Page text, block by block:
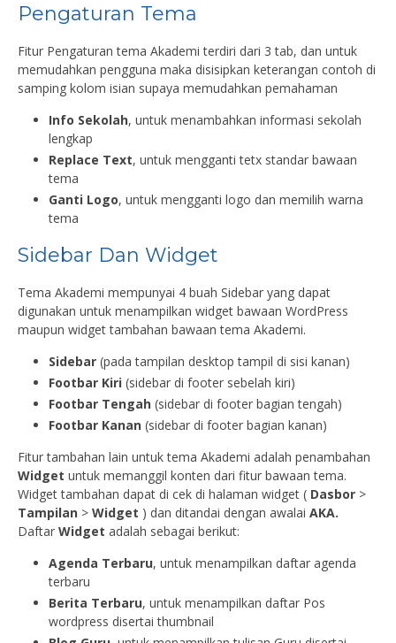
Pengaturan Tema
Fitur Pengaturan tema Akademi terdiri dari 3 tab, dan untuk
memudahkan pengguna maka disisipkan keterangan contoh di
samping kolom isian supaya memudahkan pemahaman
Info Sekolah, untuk menambahkan informasi sekolah
lengkap
Replace Text, untuk mengganti tetx standar bawaan
tema
Ganti Logo, untuk mengganti logo dan memilih warna
tema
Sidebar Dan Widget
Tema Akademi mempunyai 4 buah Sidebar yang dapat
digunakan untuk menampilkan widget bawaan WordPress
maupun widget tambahan bawaan tema Akademi.
Sidebar (pada tampilan desktop tampil di sisi kanan)
Footbar Kiri (sidebar di footer sebelah kiri)
Footbar Tengah (sidebar di footer bagian tengah)
Footbar Kanan (sidebar di footer bagian kanan)
Fitur tambahan lain untuk tema Akademi adalah penambahan
Widget untuk memanggil konten dari fitur bawaan tema.
Widget tambahan dapat di cek di halaman widget ( Dasbor >
Tampilan > Widget ) dan ditandai dengan awalai AKA.
Daftar Widget adalah sebagai berikut:
Agenda Terbaru, untuk menampilkan daftar agenda
terbaru
Berita Terbaru, untuk menampilkan daftar Pos
wordpress disertai thumbnail